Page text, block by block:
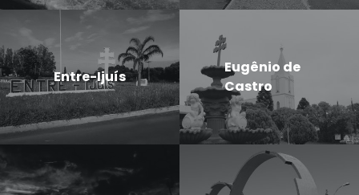
Entre-Ijuís
Eugênio de
Castro